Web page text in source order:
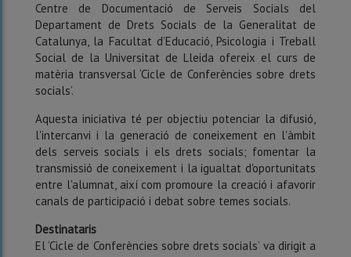
Centre de Documentació de Serveis Socials del
Departament de Drets Socials de la Generalitat de
Catalunya, la Facultat d’Educació, Psicologia i Treball
Social de la Universitat de Lleida ofereix el curs de
matèria transversal ‘Cicle de Conferències sobre drets
socials’.
Aquesta iniciativa té per objectiu potenciar la difusió,
l'intercanvi i la generació de coneixement en l'àmbit
dels serveis socials i els drets socials; fomentar la
transmissió de coneixement i la igualtat d'oportunitats
entre l'alumnat, així com promoure la creació i afavorir
canals de participació i debat sobre temes socials.
Destinataris
El ‘Cicle de Conferències sobre drets socials’ va dirigit a